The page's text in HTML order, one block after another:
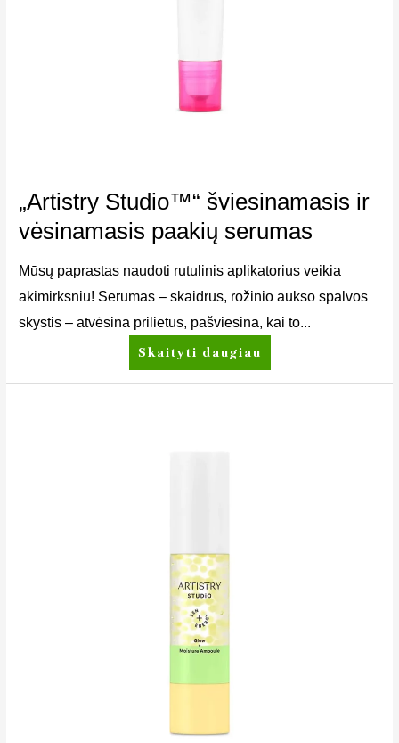
„Artistry Studio™“ šviesinamasis ir
vėsinamasis paakių serumas
Mūsų paprastas naudoti rutulinis aplikatorius veikia
akimirksniu! Serumas – skaidrus, rožinio aukso spalvos
skystis – atvėsina prilietus, pašviesina, kai to...
Skaityti daugiau